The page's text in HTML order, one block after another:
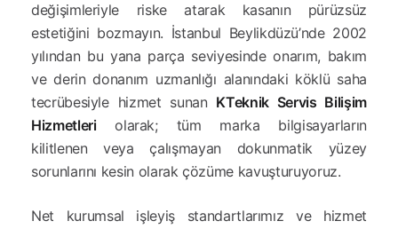
değişimleriyle riske atarak kasanın pürüzsüz
estetiğini bozmayın. İstanbul Beylikdüzü’nde 2002
yılından bu yana parça seviyesinde onarım, bakım
ve derin donanım uzmanlığı alanındaki köklü saha
tecrübesiyle hizmet sunan KTeknik Servis Bilişim
Hizmetleriolarak; tüm marka bilgisayarların
kilitlenen veya çalışmayan dokunmatik yüzey
sorunlarını kesin olarak çözüme kavuşturuyoruz.
Net kurumsal işleyiş standartlarımız ve hizmet